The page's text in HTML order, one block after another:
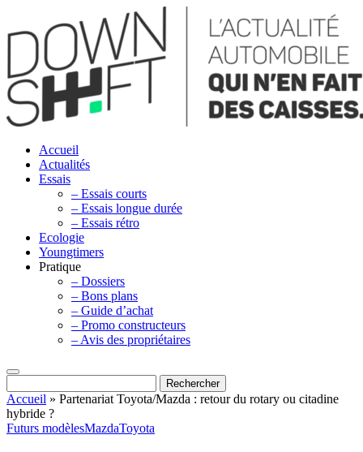
Accueil
Actualités
Essais
– Essais courts
– Essais longue durée
– Essais rétro
Ecologie
Youngtimers
Pratique
– Dossiers
– Bons plans
– Guide d’achat
– Promo constructeurs
– Avis des propriétaires
Accueil » Partenariat Toyota/Mazda : retour du rotary ou citadine
hybride ?
Futurs modèlesMazdaToyota